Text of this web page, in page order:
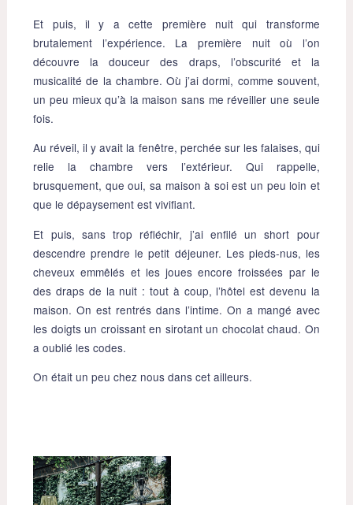
Et puis, il y a cette première nuit qui transforme
brutalement l’expérience. La première nuit où l’on
découvre la douceur des draps, l’obscurité et la
musicalité de la chambre. Où j’ai dormi, comme souvent,
un peu mieux qu’à la maison sans me réveiller une seule
fois.
Au réveil, il y avait la fenêtre, perchée sur les falaises, qui
relie la chambre vers l’extérieur. Qui rappelle,
brusquement, que oui, sa maison à soi est un peu loin et
que le dépaysement est vivifiant.
Et puis, sans trop réfléchir, j’ai enfilé un short pour
descendre prendre le petit déjeuner. Les pieds-nus, les
cheveux emmêlés et les joues encore froissées par le
des draps de la nuit : tout à coup, l’hôtel est devenu la
maison. On est rentrés dans l’intime. On a mangé avec
les doigts un croissant en sirotant un chocolat chaud. On
a oublié les codes.
On était un peu chez nous dans cet ailleurs.